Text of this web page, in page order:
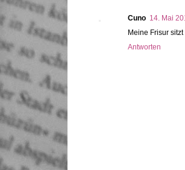
Cuno 14. Mai
Meine Frisur
Antworten